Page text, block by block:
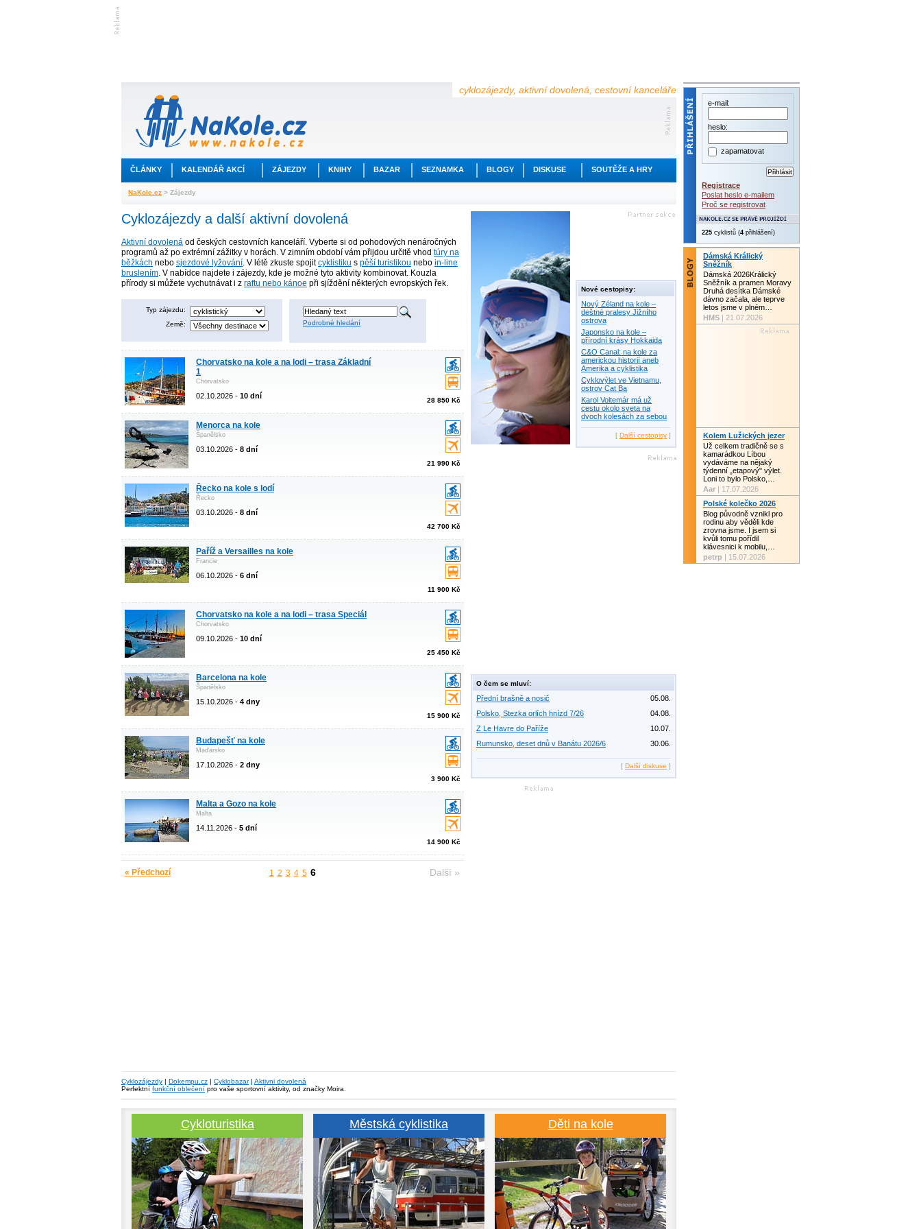
cyklozájezdy, aktivní dovolená, cestovní kanceláře
ČLÁNKY KALENDÁŘ AKCÍ ZÁJEZDY KNIHY BAZAR SEZNAMKA BLOGY DISKUSE SOUTĚŽE A HRY
NaKole.cz > Zájezdy
Cyklozájezdy a další aktivní dovolená
Aktivní dovolená od českých cestovních kanceláří. Vyberte si od pohodových nenáročných
programů až po extrémní zážitky v horách. V zimním období vám přijdou určitě vhod túry na
běžkách nebo sjezdové lyžování. V létě zkuste spojitcyklistiku s pěší turistikou nebo in-line
bruslením. V nabídce najdete i zájezdy, kde je možné tyto aktivity kombinovat. Kouzla
přírody si můžete vychutnávat i z raftu nebo kánoe při sjíždění některých evropských řek.
Typ zájezdu:
Země:
Podrobné hledání
Chorvatsko na kole a na lodi – trasa Základní
1
Chorvatsko
02.10.2026 - 10 dní
28 850 Kč
Menorca na kole
Španělsko
03.10.2026 - 8 dní
21 990 Kč
Řecko na kole s lodí
Řecko
03.10.2026 - 8 dní
42 700 Kč
Paříž a Versailles na kole
Francie
06.10.2026 - 6 dní
11 900 Kč
Chorvatsko na kole a na lodi – trasa Speciál
Chorvatsko
09.10.2026 - 10 dní
25 450 Kč
Barcelona na kole
Španělsko
15.10.2026 - 4 dny
15 900 Kč
Budapešť na kole
Maďarsko
17.10.2026 - 2 dny
3 900 Kč
Malta a Gozo na kole
Malta
14.11.2026 - 5 dní
14 900 Kč
« Předchozí 1 2 3 4 5 6 Další »
Nové cestopisy:
Nový Zéland na kole –
deštné pralesy Jižního
ostrova
Japonsko na kole –
přírodní krásy Hokkaida
C&O Canal: na kole za
americkou historií aneb
Amerika a cyklistika
Cyklovýlet ve Vietnamu,
ostrov Cat Ba
Karol Voltemár má už
cestu okolo sveta na
dvoch kolesách za sebou
[ Další cestopisy ]
O čem se mluví:
Přední brašně a nosič
05.08.
Polsko, Stezka orlích hnízd 7/26
04.08.
Z Le Havre do Paříže
10.07.
Rumunsko, deset dnů v Banátu 2026/6
30.06.
[ Další diskuse ]
Cyklozájezdy | Dokempu.cz | Cyklobazar| Aktivni dovolená
Perfektní funkční oblečení pro vaše sportovní aktivity, od značky Moira.
Cykloturistika Městská cyklistika Děti na kole
e-mail:
heslo:
zapamatovat
Registrace
Poslat heslo e-mailem
Proč se registrovat
225 cyklistů (4 přihlášení)
Dámská Králický
Sněžník
Dámská 2026Králický
Sněžník a pramen Moravy
Druhá desítka Dámské
dávno začala, ale teprve
letos jsme v plném…
HMS | 21.07.2026
Kolem Lužických jezer
Už celkem tradičně se s
kamarádkou Líbou
vydáváme na nějaký
týdenní „etapový" výlet.
Loni to bylo Polsko,…
Aar | 17.07.2026
Polské kolečko 2026
Blog původně vznikl pro
rodinu aby věděli kde
zrovna jsme. I jsem si
kvůli tomu pořídil
klávesnici k mobilu,…
petrp | 15.07.2026